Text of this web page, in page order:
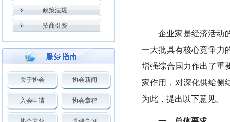
政策法规
招商引资
关于协会 协会新闻
入会申请 协会章程
企业家是经济活动
一大批具有核心竞争力
增强综合国力作出了重
家作用，对深化供给侧
为此，提出以下意见。